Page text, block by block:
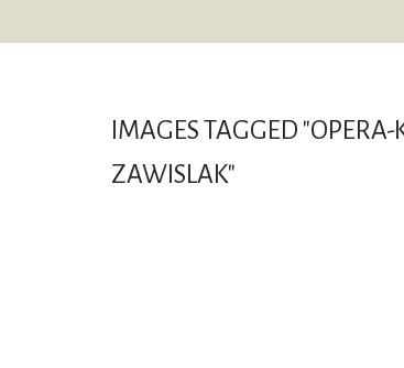
IMAGES TAGGED
ZAWISLAK"